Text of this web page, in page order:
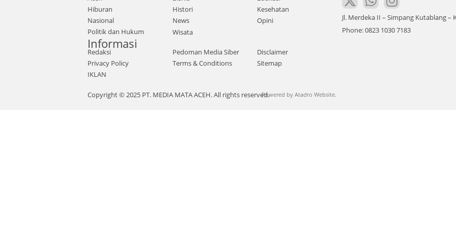
Hiburan
Histori
Kesehatan
Nasional
News
Opini
Politik dan Hukum
Wisata
Informasi
Redaksi Pedoman Media Siber
Disclaimer
Privacy Policy
Terms & Conditions
Sitemap
IKLAN
Jl. Merdeka II – Simpang Kutablang –
Phone: 0823 1030 7183
Copyright © 2025 PT. MEDIA MATA ACEH. All rights reserved.Powered by Atadro Website.